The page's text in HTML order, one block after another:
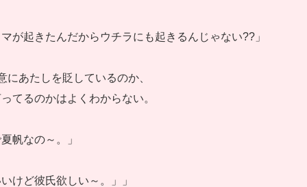
が起きたんだからウチラにも起きるんじゃない??」
にあたしを貶しているのか、
てるのかはよくわからない。
帆なの～。」
けど彼氏欲しい～。」」